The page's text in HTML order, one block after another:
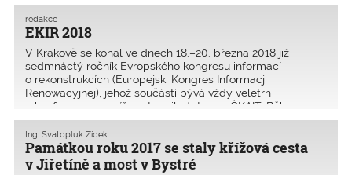
Thüringen na Technické vysoké škole v Erfurtu. Do
EKIR 2018
redakce
V Krakově se konal ve dnech 18.–20. března 2018 již
sedmnáctý ročník Evropského kongresu informací
o rekonstrukcích (Europejski Kongres Informacji
Renowacyjnej), jehož součástí bývá vždy veletrh
a konference, na níž vystoupil zástupce ČKAIT. Během
konference měli posluch
Památkou roku 2017 se staly křížová cesta
v Jiřetíně a most v Bystré
Ing. Svatopluk Zídek